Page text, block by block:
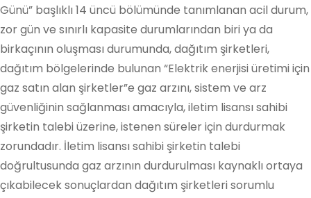
Günü” başlıklı 14 üncü bölümünde tanımlanan acil durum,
zor gün ve sınırlı kapasite durumlarından biri ya da
birkaçının oluşması durumunda, dağıtım şirketleri,
dağıtım bölgelerinde bulunan “Elektrik enerjisi üretimi için
gaz satın alan şirketler”e gaz arzını, sistem ve arz
güvenliğinin sağlanması amacıyla, iletim lisansı sahibi
şirketin talebi üzerine, istenen süreler için durdurmak
zorundadır. İletim lisansı sahibi şirketin talebi
doğrultusunda gaz arzının durdurulması kaynaklı ortaya
çıkabilecek sonuçlardan dağıtım şirketleri sorumlu